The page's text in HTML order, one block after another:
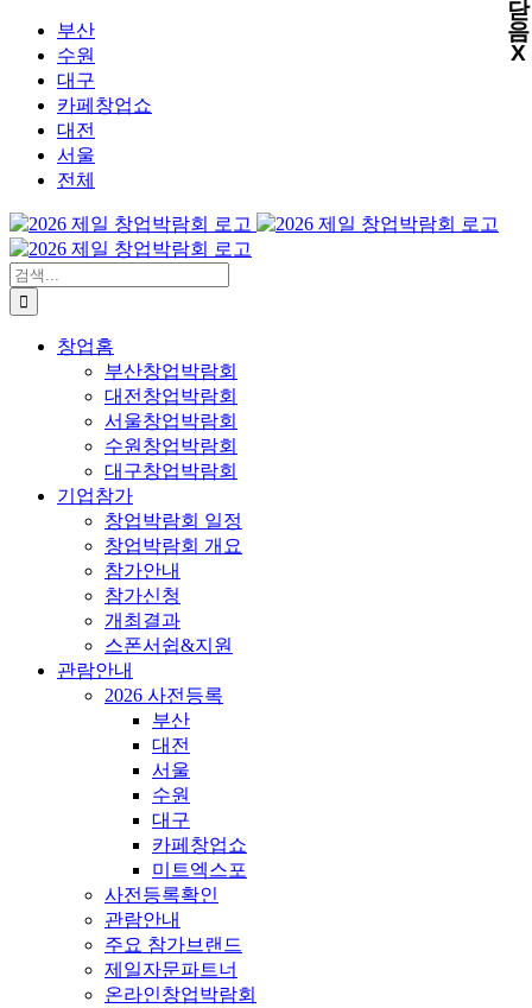
부산
수원
대구
카페창업쇼
대전
서울
전체
검
색:
창업홈
부산창업박람회
대전창업박람회
서울창업박람회
수원창업박람회
대구창업박람회
기업참가
창업박람회 일정
창업박람회 개요
참가안내
참가신청
개최결과
스폰서쉽&지원
관람안내
2026 사전등록
부산
대전
서울
수원
대구
카페창업쇼
미트엑스포
사전등록확인
관람안내
주요 참가브랜드
제일자문파트너
온라인창업박람회
X
X
X
X
닫
음
X